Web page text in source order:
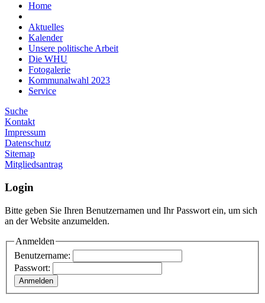
Home
Aktuelles
Kalender
Unsere politische Arbeit
Die WHU
Fotogalerie
Kommunalwahl 2023
Service
Suche
Kontakt
Impressum
Datenschutz
Sitemap
Mitgliedsantrag
Login
Bitte geben Sie Ihren Benutzernamen und Ihr Passwort ein, um sich
an der Website anzumelden.
Anmelden
Benutzername:
Passwort: